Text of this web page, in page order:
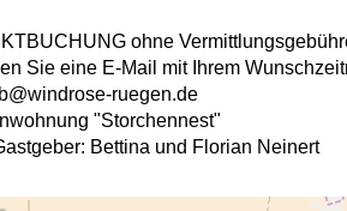
ohne
Sie eine E-Mail mit Ihrem
ruegen.de
"Storchennest"
Bettina und Florian Neinert